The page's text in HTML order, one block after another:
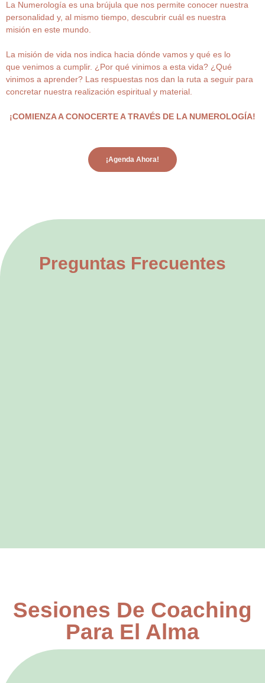
La Numerología es una brújula que nos permite conocer nuestra
personalidad y, al mismo tiempo, descubrir cuál es nuestra
misión en este mundo.
La misión de vida nos indica hacia dónde vamos y qué es lo
que venimos a cumplir. ¿Por qué vinimos a esta vida? ¿Qué
vinimos a aprender? Las respuestas nos dan la ruta a seguir para
concretar nuestra realización espiritual y material.
¡COMIENZA A CONOCERTE A TRAVÉS DE LA NUMEROLOGÍA!
¡Agenda Ahora!
Preguntas Frecuentes
Sesiones De Coaching
Para El Alma